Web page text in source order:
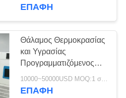
ΕΠΑΦΉ
Θάλαμος Θερμοκρασίας
και Υγρασίας
Προγραμματιζόμενος
Θάλαμος
Περιβαλλοντικής
ΕΠΑΦΉ